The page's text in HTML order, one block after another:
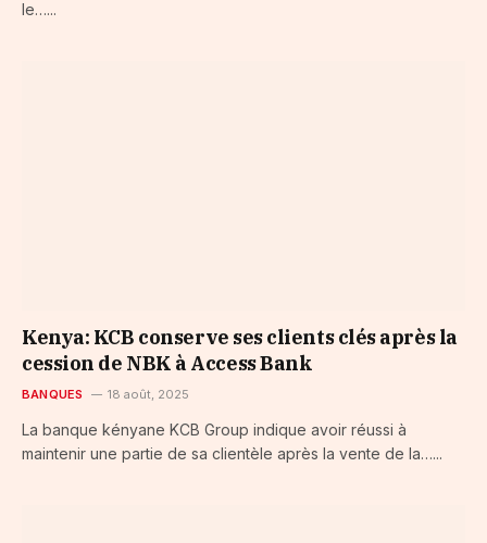
le…...
Kenya: KCB conserve ses clients clés après la
cession de NBK à Access Bank
BANQUES 18 août, 2025
La banque kényane KCB Group indique avoir réussi à
maintenir une partie de sa clientèle après la vente de la…...